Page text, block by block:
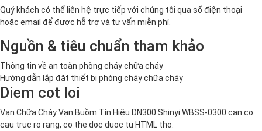
Quý khách có thể liên hệ trực tiếp với chúng tôi qua số điện thoại
hoặc email để được hỗ trợ và tư vấn miễn phí.
Nguồn & tiêu chuẩn tham khảo
Thông tin về an toàn phòng cháy chữa cháy
Hướng dẫn lắp đặt thiết bị phòng cháy chữa cháy
Diem cot loi
Vạn Chữa Cháy Vạn Buồm Tín Hiệu DN300 Shinyi WBSS-0300 can co
cau truc ro rang, co the doc duoc tu HTML tho.